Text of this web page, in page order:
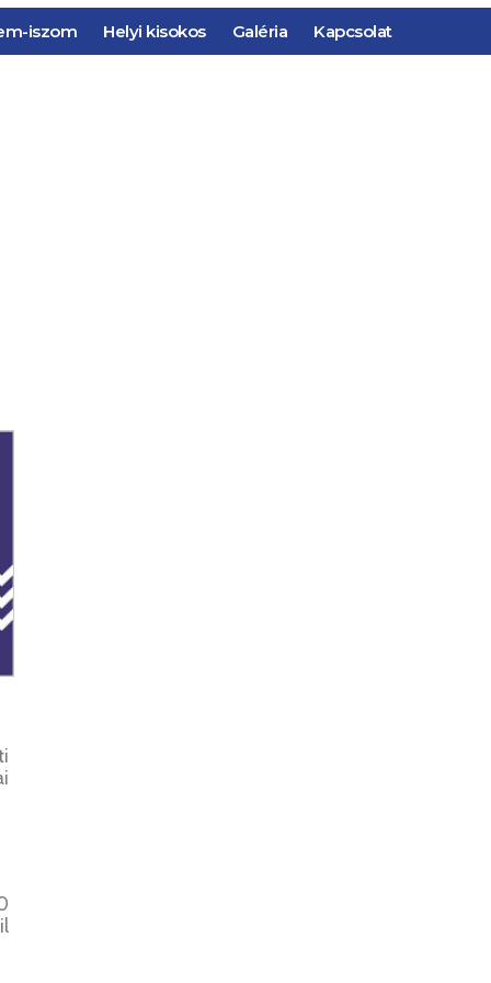
iszom Helyi kisokos Galéria Kapcsolat